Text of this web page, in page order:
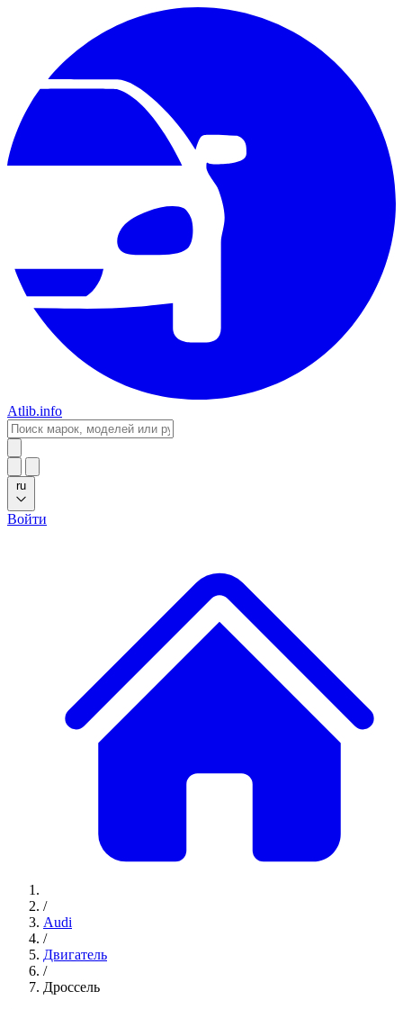
Atlib.info
ru
Войти
/
Audi
/
Двигатель
/
Дроссель